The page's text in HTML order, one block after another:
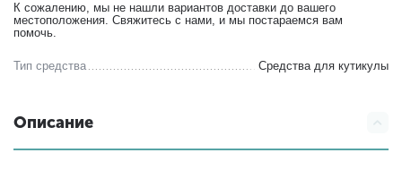
К сожалению, мы не нашли вариантов доставки до вашего
местоположения. Свяжитесь с нами, и мы постараемся вам
помочь.
Тип средства Средства для кутикулы
Описание